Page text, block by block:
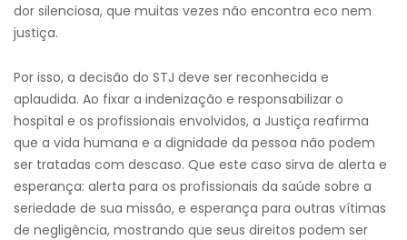
dor silenciosa, que muitas vezes não encontra eco nem
justiça.
Por isso, a decisão do STJ deve ser reconhecida e
aplaudida. Ao fixar a indenização e responsabilizar o
hospital e os profissionais envolvidos, a Justiça reafirma
que a vida humana e a dignidade da pessoa não podem
ser tratadas com descaso. Que este caso sirva de alerta e
esperança: alerta para os profissionais da saúde sobre a
seriedade de sua missão, e esperança para outras vítimas
de negligência, mostrando que seus direitos podem ser